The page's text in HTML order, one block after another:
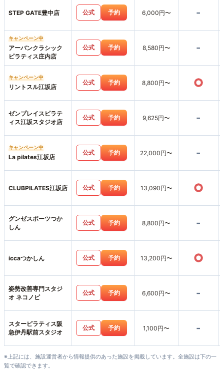
STEP GATE豊中店 公式 予約 6,000円〜 -
キャンペーン中
アーバンクラシック
ピラティス庄内店
公式 予約 8,580円〜 -
キャンペーン中
リントスル江坂店
公式 予約 8,800円〜 ○
ゼンプレイスピラテ
ィス江坂スタジオ店
公式 予約 9,625円〜 -
キャンペーン中
La pilates江坂店
公式 予約 22,000円〜 -
CLUBPILATES江坂店 公式 予約 13,090円〜 ○
グンゼスポーツつか
しん
公式 予約 8,800円〜 -
iccaつかしん 公式 予約 13,200円〜 ○
姿勢改善専門スタジ
オ ネコノビ
公式 予約 6,600円〜 -
スターピラティス阪
急伊丹駅前スタジオ
公式 予約 1,100円〜 -
※上記には、施設運営者から情報提供のあった施設を掲載しています。全施設は下の一
覧で確認できます。